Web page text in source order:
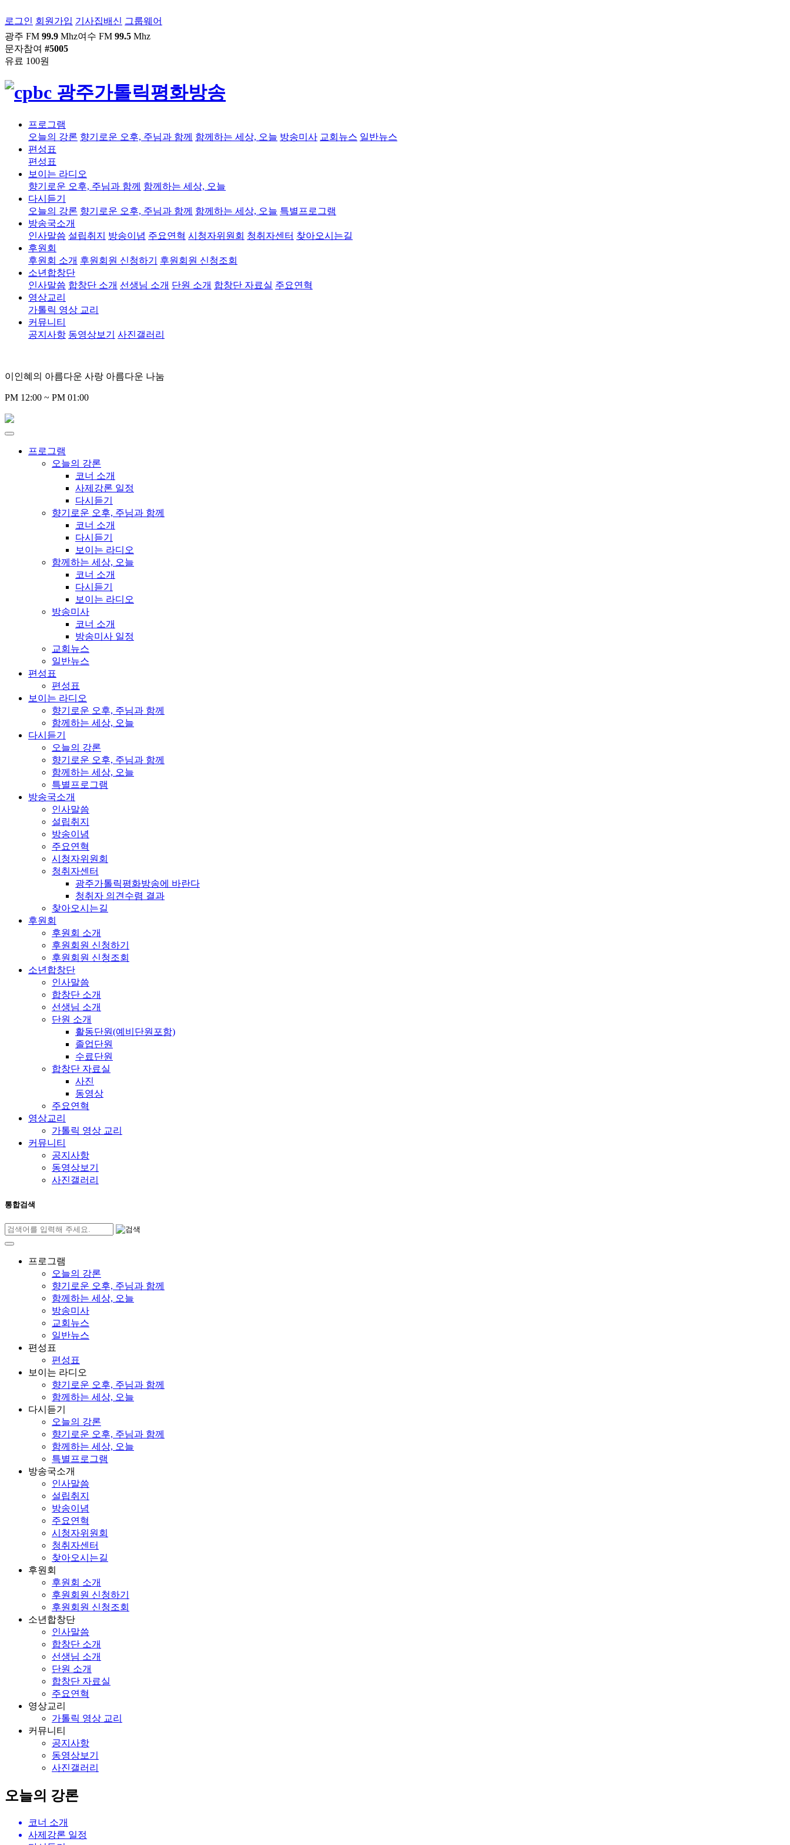
로그인 회원가입 기사집배신 그룹웨어
광주 FM 99.9 Mhz여수 FM 99.5 Mhz
문자참여 #5005
유료 100원
프로그램
오늘의 강론 향기로운 오후, 주님과 함께 함께하는 세상, 오늘 방송미사 교회뉴스 일반뉴스
편성표
편성표
보이는 라디오
향기로운 오후, 주님과 함께 함께하는 세상, 오늘
다시듣기
오늘의 강론 향기로운 오후, 주님과 함께 함께하는 세상, 오늘 특별프로그램
방송국소개
인사말씀 설립취지 방송이념 주요연혁 시청자위원회 청취자센터 찾아오시는길
후원회
후원회 소개 후원회원 신청하기
후원회원 신청조회
소년합창단
인사말씀 합창단 소개 선생님 소개 단원 소개 합창단 자료실 주요연혁
영상교리
가톨릭 영상 교리
커뮤니티
공지사항 동영상보기 사진갤러리
이인혜의 아름다운 사랑 아름다운 나눔
PM 12:00 ~ PM 01:00
프로그램
오늘의 강론
코너 소개
사제강론 일정
다시듣기
향기로운 오후, 주님과 함께
코너 소개
다시듣기
보이는 라디오
함께하는 세상, 오늘
코너 소개
다시듣기
보이는 라디오
방송미사
코너 소개
방송미사 일정
교회뉴스
일반뉴스
편성표
편성표
보이는 라디오
향기로운 오후, 주님과 함께
함께하는 세상, 오늘
다시듣기
오늘의 강론
향기로운 오후, 주님과 함께
함께하는 세상, 오늘
특별프로그램
방송국소개
인사말씀
설립취지
방송이념
주요연혁
시청자위원회
청취자센터
광주가톨릭평화방송에 바란다
청취자 의견수렴 결과
찾아오시는길
후원회
후원회 소개
후원회원 신청하기
후원회원 신청조회
소년합창단
인사말씀
합창단 소개
선생님 소개
단원 소개
활동단원(예비단원포함)
졸업단원
수료단원
합창단 자료실
사진
동영상
주요연혁
영상교리
가톨릭 영상 교리
커뮤니티
공지사항
동영상보기
사진갤러리
통합검색
프로그램
오늘의 강론
향기로운 오후, 주님과 함께
함께하는 세상, 오늘
방송미사
교회뉴스
일반뉴스
편성표
편성표
보이는 라디오
향기로운 오후, 주님과 함께
함께하는 세상, 오늘
다시듣기
오늘의 강론
향기로운 오후, 주님과 함께
함께하는 세상, 오늘
특별프로그램
방송국소개
인사말씀
설립취지
방송이념
주요연혁
시청자위원회
청취자센터
찾아오시는길
후원회
후원회 소개
후원회원 신청하기
후원회원 신청조회
소년합창단
인사말씀
합창단 소개
선생님 소개
단원 소개
합창단 자료실
주요연혁
영상교리
가톨릭 영상 교리
커뮤니티
공지사항
동영상보기
사진갤러리
오늘의 강론
코너 소개
사제강론 일정